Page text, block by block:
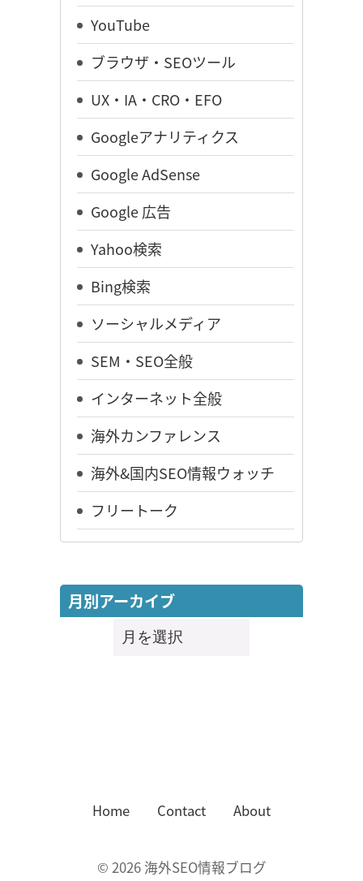
YouTube
ブラウザ・SEOツール
UX・IA・CRO・EFO
Googleアナリティクス
Google AdSense
Google 広告
Yahoo検索
Bing検索
ソーシャルメディア
SEM・SEO全般
インターネット全般
海外カンファレンス
海外&国内SEO情報ウォッチ
フリートーク
月別アーカイブ
月
別
Home Contact About
© 2026 海外SEO情報ブログ